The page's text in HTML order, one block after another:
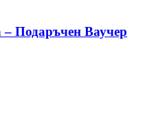
– Подаръчен Ваучер